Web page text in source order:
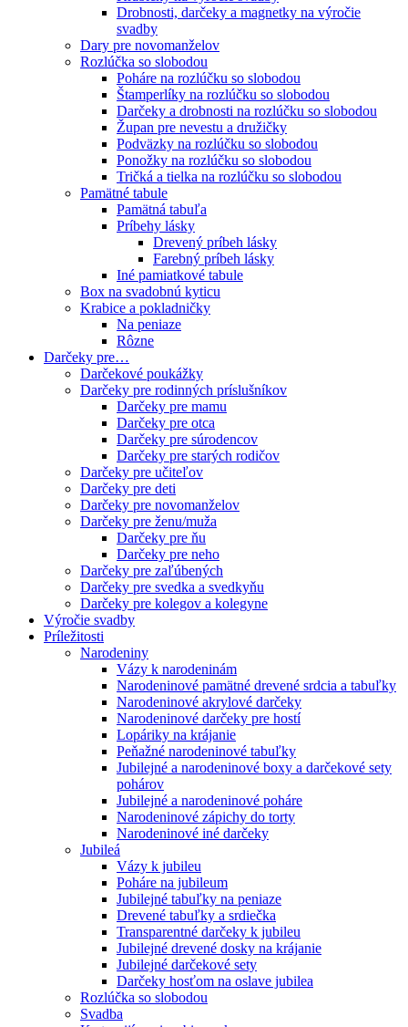
Drobnosti, darčeky a magnetky na výročie
svadby
Dary pre novomanželov
Rozlúčka so slobodou
Poháre na rozlúčku so slobodou
Štamperlíky na rozlúčku so slobodou
Darčeky a drobnosti na rozlúčku so slobodou
Župan pre nevestu a družičky
Podväzky na rozlúčku so slobodou
Ponožky na rozlúčku so slobodou
Tričká a tielka na rozlúčku so slobodou
Pamätné tabule
Pamätná tabuľa
Príbehy lásky
Drevený príbeh lásky
Farebný príbeh lásky
Iné pamiatkové tabule
Box na svadobnú kyticu
Krabice a pokladničky
Na peniaze
Rôzne
Darčeky pre…
Darčekové poukážky
Darčeky pre rodinných príslušníkov
Darčeky pre mamu
Darčeky pre otca
Darčeky pre súrodencov
Darčeky pre starých rodičov
Darčeky pre učiteľov
Darčeky pre deti
Darčeky pre novomanželov
Darčeky pre ženu/muža
Darčeky pre ňu
Darčeky pre neho
Darčeky pre zaľúbených
Darčeky pre svedka a svedkyňu
Darčeky pre kolegov a kolegyne
Výročie svadby
Príležitosti
Narodeniny
Vázy k narodeninám
Narodeninové pamätné drevené srdcia a tabuľky
Narodeninové akrylové darčeky
Narodeninové darčeky pre hostí
Lopáriky na krájanie
Peňažné narodeninové tabuľky
Jubilejné a narodeninové boxy a darčekové sety
pohárov
Jubilejné a narodeninové poháre
Narodeninové zápichy do torty
Narodeninové iné darčeky
Jubileá
Vázy k jubileu
Poháre na jubileum
Jubilejné tabuľky na peniaze
Drevené tabuľky a srdiečka
Transparentné darčeky k jubileu
Jubilejné drevené dosky na krájanie
Jubilejné darčekové sety
Darčeky hosťom na oslave jubilea
Rozlúčka so slobodou
Svadba